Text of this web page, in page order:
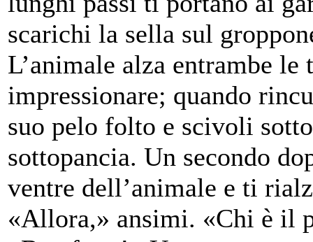
scarichi la sella sul
L’animale alza entrambe
impressionare; quando
suo pelo folto e scivoli
sottopancia. Un secondo
ventre dell’animale e ti
«Allora,» ansimi. «Chi è il